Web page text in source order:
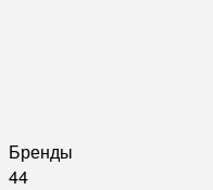
Бренды
44